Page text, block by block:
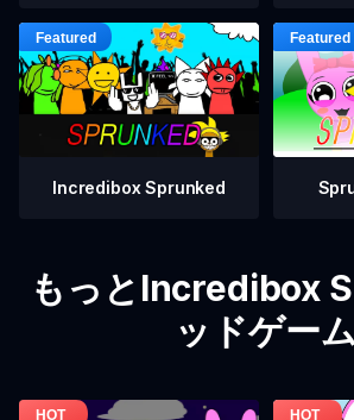
Incredibox Sprunked
もっとIncredibox
ッドゲーム